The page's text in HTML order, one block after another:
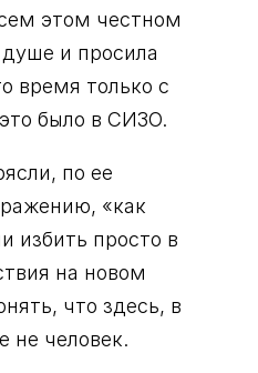
этом честном
и просила
время только с
было в СИЗО.
по ее
«как
избить просто в
на новом
что здесь, в
не человек.